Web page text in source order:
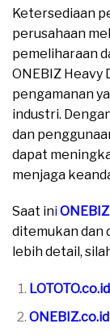
Ketersediaan
perusahaan
pemeliharaan
ONEBIZ Heavy
pengamanan
industri.
dan
dapat
menjaga
Saat ini
ditemukan dan
lebih detail,
LOTOTO.co.id
ONEBIZ.co.id